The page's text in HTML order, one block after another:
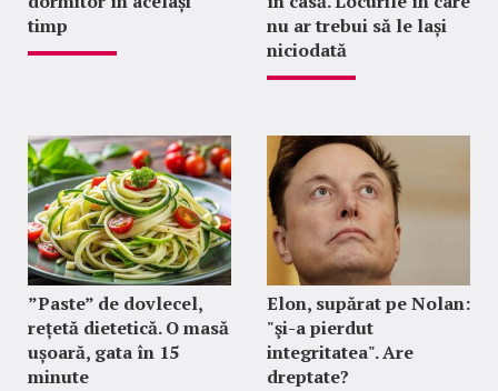
timp
nu ar trebui să le lași
niciodată
”Paste” de dovlecel,
rețetă dietetică. O masă
ușoară, gata în 15
minute
Elon, supărat pe Nolan:
"şi-a pierdut
integritatea". Are
dreptate?